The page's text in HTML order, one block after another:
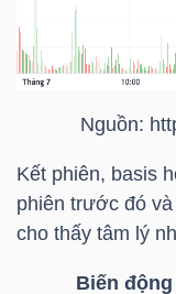
Nguồn:
Kết phiên, basis
phiên trước đó
cho thấy tâm lý
Biến động
NGHIỆP
PHÁI
SINH